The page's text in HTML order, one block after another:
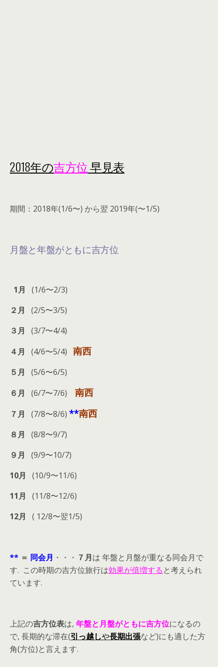
2018年の吉方位早見表
期間：2018年(1/6〜) から翌 2019年(〜1/5)
月盤と年盤がともに吉方位
1月 (1/6〜2/3)
２月
(2/5〜3/5)
３月
(3/7〜4/4)
４月 (4/6〜5/4) 南西
５月 (5/6〜6/5)
６月 (6/7〜7/6) 南西
７月 (7/8〜8/6) **南西
８月 (8/8〜9/7)
９月
(9/9〜10/7)
10月
(10/9〜11/6)
11月
(11/8〜12/6)
12月
( 12/8〜翌1/5)
** ＝ 同会月 ・・・ ７月は 年盤と月盤が重なる同会月で
す. この時期の吉方位旅行は効果が倍増すると考えられ
ています.
上記の吉方位表は, 年盤と月盤がともに吉方位になるの
で, 長期的な滞在(引っ越しや長期出張など)にも適した方
角(方位)と言えます.